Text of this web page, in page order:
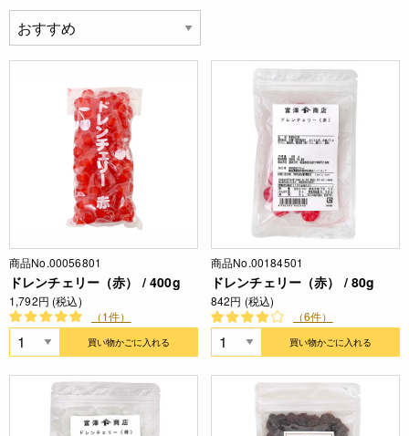
商品No.00056801
ドレンチェリー（赤） / 400g
1,792円 (税込)
（1件）
買い物かごに入れる
商品No.00184501
ドレンチェリー（赤） / 80g
842円 (税込)
（6件）
買い物かごに入れる